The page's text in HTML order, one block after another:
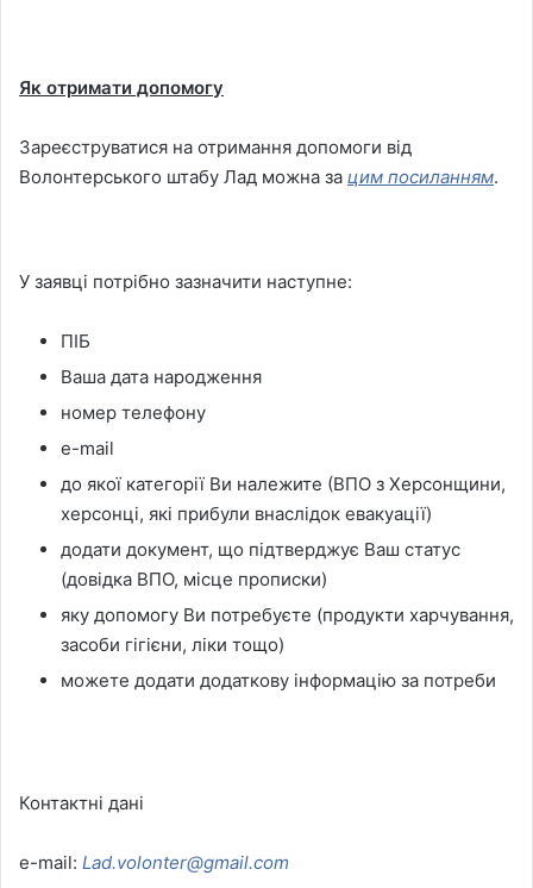
Як отримати допомогу
Зареєструватися на отримання допомоги від
Волонтерського штабу Лад можна за цим посиланням.
У заявці потрібно зазначити наступне:
ПІБ
Ваша дата народження
номер телефону
e-mail
до якої категорії Ви належите (ВПО з Херсонщини,
херсонці, які прибули внаслідок евакуації)
додати документ, що підтверджує Ваш статус
(довідка ВПО, місце прописки)
яку допомогу Ви потребуєте (продукти харчування,
засоби гігієни, ліки тощо)
можете додати додаткову інформацію за потреби
Контактні дані
e-mail: Lad.volonter@gmail.com